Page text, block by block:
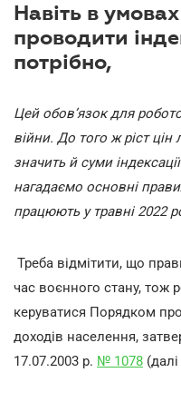
Навіть в
проводити
потрібно,
Цей обов’язок для
війни. До того ж ріст
значить й суми
нагадаємо основні
працюють у травні 2022
Треба відмітити, що
час воєнного стану, тож
керуватися Порядком
доходів населення,
17.07.2003 р. № 1078